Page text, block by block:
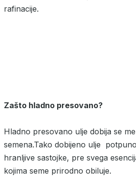
rafinacije.
Zašto hladno presovano?
Hladno presovano ulje dobija se
semena.Tako dobijeno ulje
hranljive sastojke, pre svega
kojima seme prirodno obiluje.